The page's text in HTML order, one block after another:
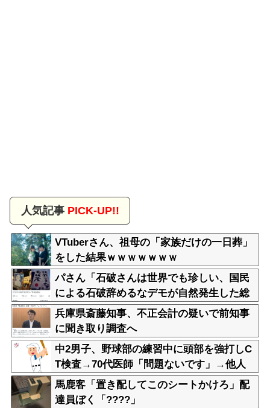
人気記事PICK-UP!!
VTuberさん、祖母の「家族だけの一日葬」
をした結果ｗｗｗｗｗｗｗ
パさん「石破さんは世界でも珍しい、国民
による石破辞めるなデモが自然発生した総
理大臣です」
兵庫県斎藤知事、不正会計の疑いで前知事
に聞き取り調査へ
中2男子、野球部の練習中に頭部を強打しC
T検査→70代医師「問題ないです」→他人
のCT画像で中学生死亡
馬鹿客「置き配してこのシートかけろ」配
達員ぼく「????」